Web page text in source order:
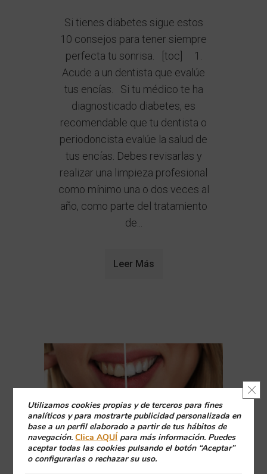
Si tienes diabetes sigue estos
10 consejos para tener siempre
perfecta tu sonrisa. [toc] 1.
Acude a un dentista que evalúe
tus encías. Si tu médico te ha
diagnosticado diabetes, es
recomendable que tu dentista o
periodoncista evalúe la salud de
tus encías. Debes revisarlas y
realizar una limpieza profesional
como mínimo una o dos veces al
año, como parte del tratamiento
de...
Leer Más
10 consejos a
Utilizamos cookies propias y de terceros para fines
analíticos y para mostrarte publicidad personalizada en
base a un perfil elaborado a partir de tus hábitos de
navegación.Clica AQUÍ para más información. Puedes
aceptar todas las cookies pulsando el botón “Aceptar”
o configurarlas o rechazar su uso.